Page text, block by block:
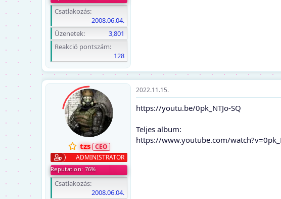
Csatlakozás
2008.06.04.
Üzenetek
3,801
Reakció pontszám
128
tzs
ADMINISTRATOR
Reputation: 76%
Csatlakozás
2008.06.04.
2022.11.15.
https://youtu.be/0pk_NTJo-SQ
Teljes album:
https://www.youtube.com/